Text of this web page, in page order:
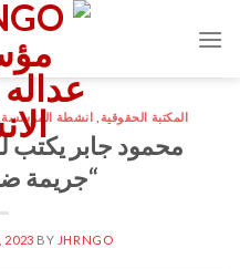
المكتبة الحقوقية انشطة المؤسسة,
“جريمة
2023 BY JHRNGO